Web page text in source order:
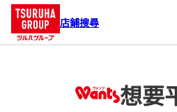
店鋪搜尋
想要